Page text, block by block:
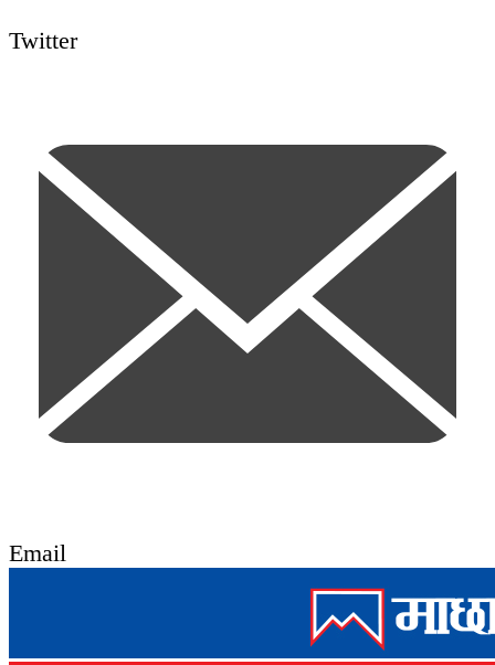
Twitter
Email